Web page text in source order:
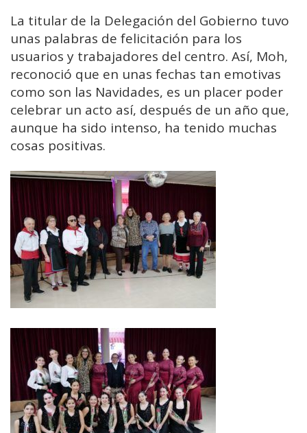
La titular de la Delegación del Gobierno tuvo
unas palabras de felicitación para los
usuarios y trabajadores del centro. Así, Moh,
reconoció que en unas fechas tan emotivas
como son las Navidades, es un placer poder
celebrar un acto así, después de un año que,
aunque ha sido intenso, ha tenido muchas
cosas positivas.